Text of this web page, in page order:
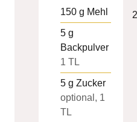
150 g Mehl
5 g
Backpulver
1 TL
5 g Zucker
optional, 1
TL